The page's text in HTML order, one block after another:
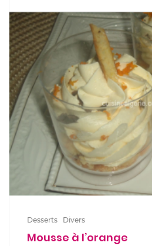
Desserts Divers
Mousse à l’orange